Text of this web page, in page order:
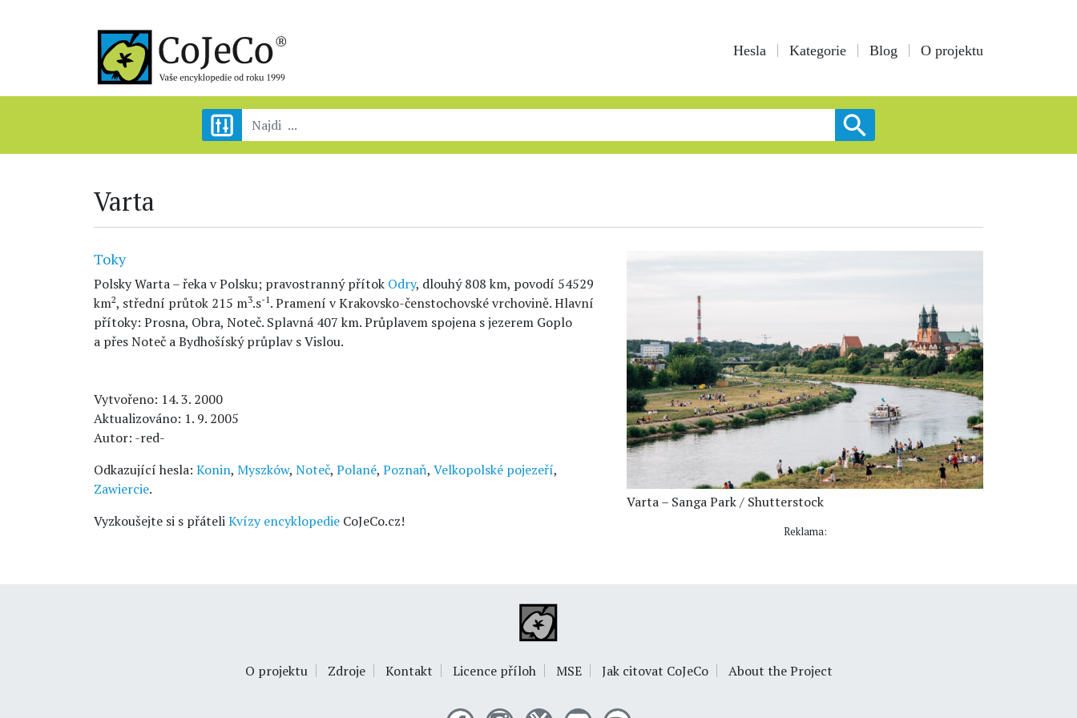
Hesla Kategorie Blog O projektu
Varta
Toky
Polsky Warta – řeka v Polsku; pravostranný přítok Odry, dlouhý 808 km, povodí 54529
km2, střední průtok 215 m3.s-1. Pramení v Krakovsko-čenstochovské vrchovině. Hlavní
přítoky: Prosna, Obra, Noteč. Splavná 407 km. Průplavem spojena s jezerem Goplo
a přes Noteč a Bydhošíský průplav s Vislou.
Vytvořeno: 14. 3. 2000
Aktualizováno: 1. 9. 2005
Autor: -red-
Odkazující hesla: Konin, Myszków, Noteč, Polané, Poznaň, Velkopolské pojezeří,
Zawiercie.
Vyzkoušejte si s přáteliKvízy encyklopedie CoJeCo.cz!
Varta – Sanga Park / Shutterstock
Reklama:
O projektu Zdroje Kontakt Licence příloh MSE Jak citovat CoJeCo About the Project